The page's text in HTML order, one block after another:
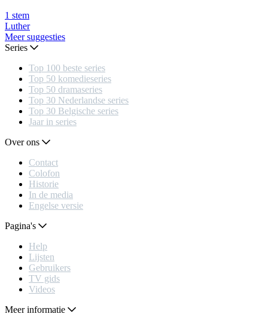
1 stem
Luther
Meer suggesties
Series
Top 100 beste series
Top 50 komedieseries
Top 50 dramaseries
Top 30 Nederlandse series
Top 30 Belgische series
Jaar in series
Over ons
Contact
Colofon
Historie
In de media
Engelse versie
Pagina's
Help
Lijsten
Gebruikers
TV gids
Videos
Meer informatie